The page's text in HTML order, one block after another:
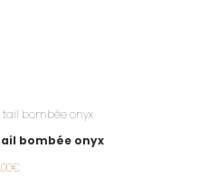
bombée onyx
€